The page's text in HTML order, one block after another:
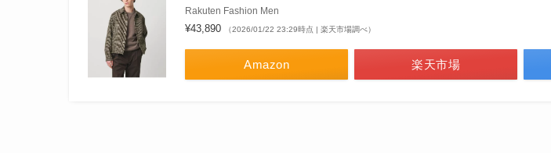
Rakuten Fashion Men
¥43,890 （2026/01/22 23:29時点 | 楽天市場調べ）
Amazon 楽天市場